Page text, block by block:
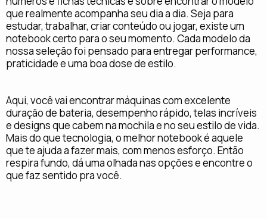
p
p
o
k
que realmente acompanha seu dia a dia. Seja para
estudar, trabalhar, criar conteúdo ou jogar, existe um
notebook certo para o seu momento. Cada modelo da
nossa seleção foi pensado para entregar performance,
praticidade e uma boa dose de estilo.
Aqui, você vai encontrar máquinas com excelente
duração de bateria, desempenho rápido, telas incríveis
e designs que cabem na mochila e no seu estilo de vida.
Mais do que tecnologia, o melhor notebook é aquele
que te ajuda a fazer mais, com menos esforço. Então
respira fundo, dá uma olhada nas opções e encontre o
que faz sentido pra você.